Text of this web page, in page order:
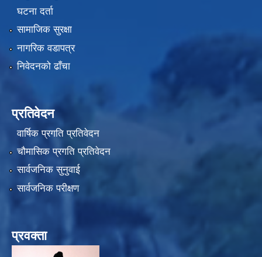
घटना दर्ता
सामाजिक सुरक्षा
नागरिक वडापत्र
निवेदनको ढाँचा
प्रतिवेदन
वार्षिक प्रगति प्रतिवेदन
चौमासिक प्रगति प्रतिवेदन
सार्वजनिक सुनुवाई
सार्वजनिक परीक्षण
प्रवक्ता